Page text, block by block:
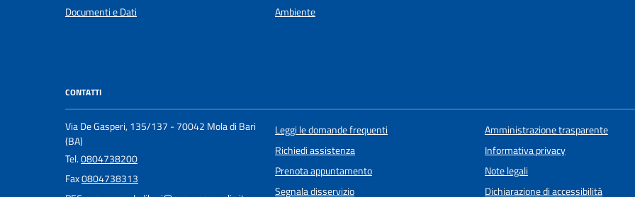
Documenti e Dati
Ambiente
CONTATTI
Via De Gasperi, 135/137 - 70042 Mola di Bari
(BA)
Tel.0804738200
Fax0804738313
Leggi le domande frequenti
Richiedi assistenza
Prenota appuntamento
Segnala disservizio
Amministrazione trasparente
Informativa privacy
Note legali
Dichiarazione di accessibilità